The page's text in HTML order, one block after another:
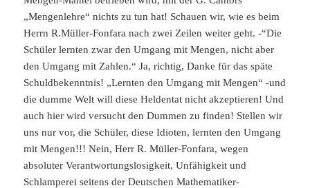
„Mengenlehre“ nichts zu tun hat! Schauen wir, wie es beim
Herrn R.Müller-Fonfara nach zwei Zeilen weiter geht. -“Die
Schüler lernten zwar den Umgang mit Mengen, nicht aber
den Umgang mit Zahlen.“ Ja, richtig, Danke für das späte
Schuldbekenntnis! „Lernten den Umgang mit Mengen“ -und
die dumme Welt will diese Heldentat nicht akzeptieren! Und
auch hier wird versucht den Dummen zu finden! Stellen wir
uns nur vor, die Schüler, diese Idioten, lernten den Umgang
mit Mengen!!! Nein, Herr R. Müller-Fonfara, wegen
absoluter Verantwortungslosigkeit, Unfähigkeit und
Schlamperei seitens der Deutschen Mathematiker-